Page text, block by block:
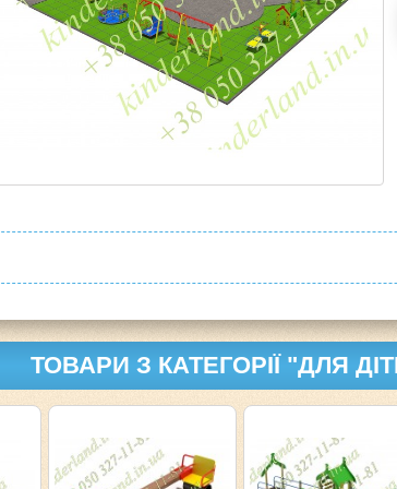
ТОВАРИ З КАТЕГОРІЇ "ДЛЯ